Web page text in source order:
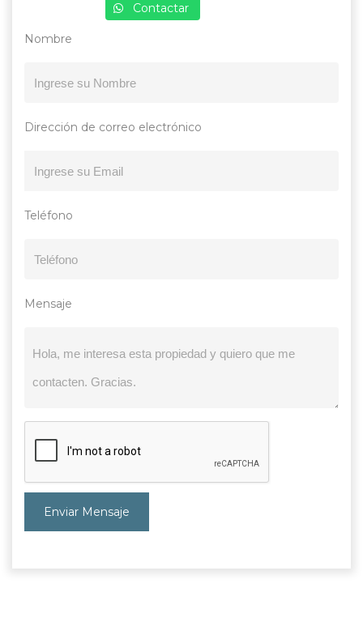
Contactar
Nombre
Dirección de correo electrónico
Teléfono
Mensaje
Enviar Mensaje